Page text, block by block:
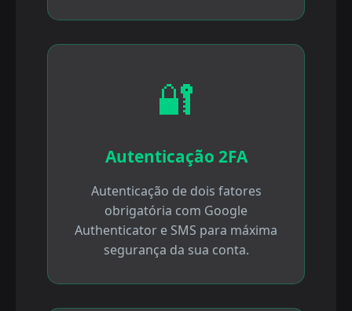
🔐
Autenticação 2FA
Autenticação de dois fatores
obrigatória com Google
Authenticator e SMS para máxima
segurança da sua conta.